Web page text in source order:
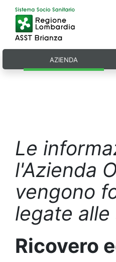
azienda
Le
l'Azienda
vengono
legate
Ricovero